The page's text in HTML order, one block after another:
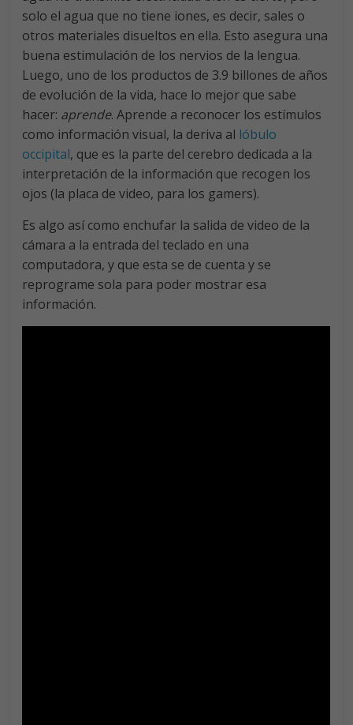
solo el agua que no tiene iones, es decir, sales o
otros materiales disueltos en ella. Esto asegura una
buena estimulación de los nervios de la lengua.
Luego, uno de los productos de 3.9 billones de años
de evolución de la vida, hace lo mejor que sabe
hacer: aprende. Aprende a reconocer los estímulos
como información visual, la deriva al lóbulo
occipital, que es la parte del cerebro dedicada a la
interpretación de la información que recogen los
ojos (la placa de video, para los gamers).
Es algo así como enchufar la salida de video de la
cámara a la entrada del teclado en una
computadora, y que esta se de cuenta y se
reprograme sola para poder mostrar esa
información.